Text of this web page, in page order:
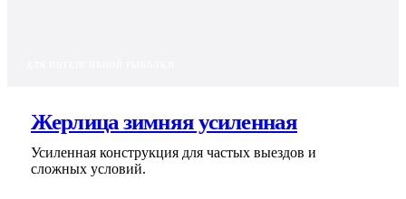
Жерлица зимняя усиленная
Усиленная конструкция для частых выездов и
сложных условий.